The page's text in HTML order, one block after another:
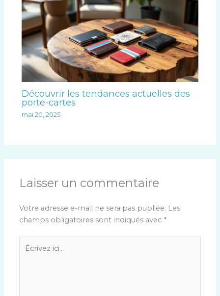
Découvrir les tendances actuelles des
porte-cartes
mai 20, 2025
Laisser un commentaire
Votre adresse e-mail ne sera pas publiée. Les
champs obligatoires sont indiqués avec *
Écrivez